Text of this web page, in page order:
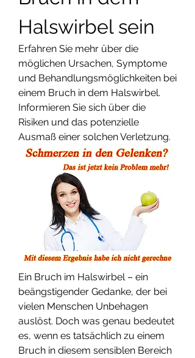
Halswirbel sein
Erfahren Sie mehr über die
möglichen Ursachen, Symptome
und Behandlungsmöglichkeiten bei
einem Bruch in dem Halswirbel.
Informieren Sie sich über die
Risiken und das potenzielle
Ausmaß einer solchen Verletzung.
Ein Bruch im Halswirbel – ein
beängstigender Gedanke, der bei
vielen Menschen Unbehagen
auslöst. Doch was genau bedeutet
es, wenn es tatsächlich zu einem
Bruch in diesem sensiblen Bereich